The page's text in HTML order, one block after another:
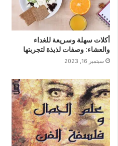
أكلات سهلة وسريعة للغداء
والعشاء: وصفات لذيذة لتجربتها
سبتمبر 16, 2023